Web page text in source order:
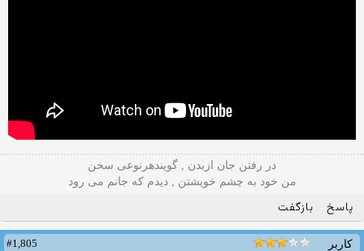
در رفتن جان ازبدن , گویندهرنوعی سخن
من خود به چشم خویشتن , دیدم که جانم می رود
پاسخ بازگفت
کاربر
#1,805